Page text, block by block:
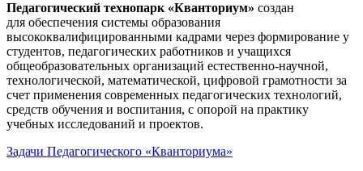
Педагогический технопарк «Кванториум» создан
для обеспечения системы образования
высококвалифицированными кадрами через формирование у
студентов, педагогических работников и учащихся
общеобразовательных организаций естественно-научной,
технологической, математической, цифровой грамотности за
счет применения современных педагогических технологий,
средств обучения и воспитания, с опорой на практику
учебных исследований и проектов.
Задачи Педагогического «Кванториума»